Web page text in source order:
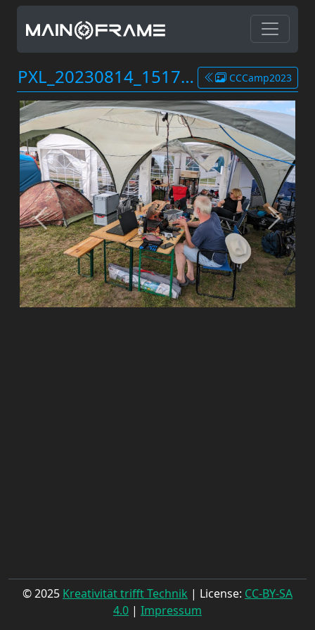
PXL_20230814_151724682.jpg CCCamp2023
© 2025 Kreativität trifft Technik | License: CC-BY-SA
4.0 | Impressum